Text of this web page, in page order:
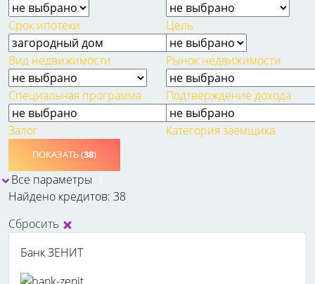
Срок ипотеки Цель
Вид недвижимости Рынок недвижимости
Специальная программа Подтверждение дохода
Залог Категория заемщика
ПОКАЗАТЬ (38)
Все параметры
Найдено кредитов: 38
Сбросить
Банк ЗЕНИТ